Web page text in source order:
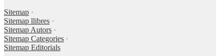
Sitemap ·
Sitemap llibres ·
Sitemap Autors ·
Sitemap Categories ·
Sitemap Editorials